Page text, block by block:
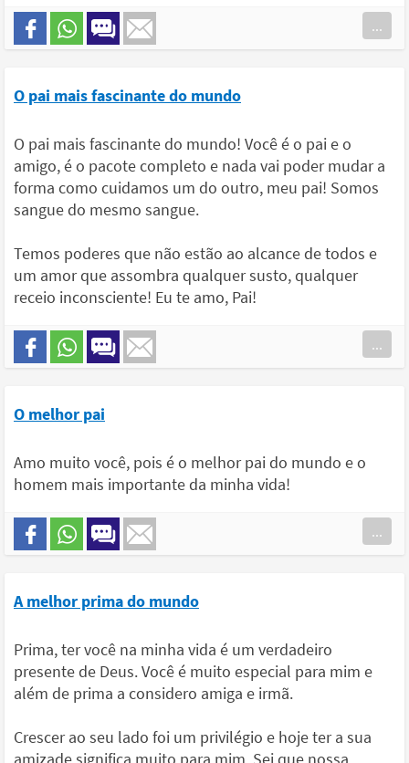
...
O pai mais fascinante do mundo
O pai mais fascinante do mundo! Você é o pai e o
amigo, é o pacote completo e nada vai poder mudar a
forma como cuidamos um do outro, meu pai! Somos
sangue do mesmo sangue.
Temos poderes que não estão ao alcance de todos e
um amor que assombra qualquer susto, qualquer
receio inconsciente! Eu te amo, Pai!
...
O melhor pai
Amo muito você, pois é o melhor pai do mundo e o
homem mais importante da minha vida!
...
A melhor prima do mundo
Prima, ter você na minha vida é um verdadeiro
presente de Deus. Você é muito especial para mim e
além de prima a considero amiga e irmã.
Crescer ao seu lado foi um privilégio e hoje ter a sua